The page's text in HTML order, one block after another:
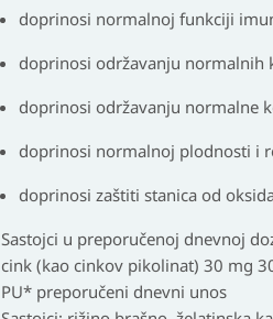
doprinosi normalnoj funkciji
doprinosi održavanju normalnih
doprinosi održavanju normalne
doprinosi normalnoj plodnosti i
doprinosi zaštiti stanica od
Sastojci u preporučenoj dnevnoj
cink (kao cinkov pikolinat) 30 mg
PU* preporučeni dnevni unos